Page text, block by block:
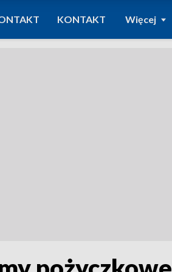
KONTAKT Więcej